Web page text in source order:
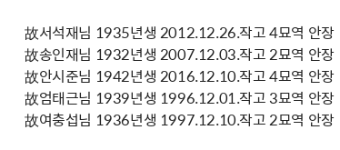
故서석재님 1935년생 2012.12.26.작고 4묘역 안장
故송인재님 1932년생 2007.12.03.작고 2묘역 안장
故안시준님 1942년생 2016.12.10.작고 4묘역 안장
故엄태근님 1939년생 1996.12.01.작고 3묘역 안장
故여충섭님 1936년생 1997.12.10.작고 2묘역 안장